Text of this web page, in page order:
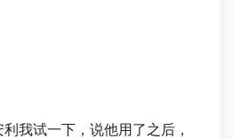
我试一下，说他用了之后，